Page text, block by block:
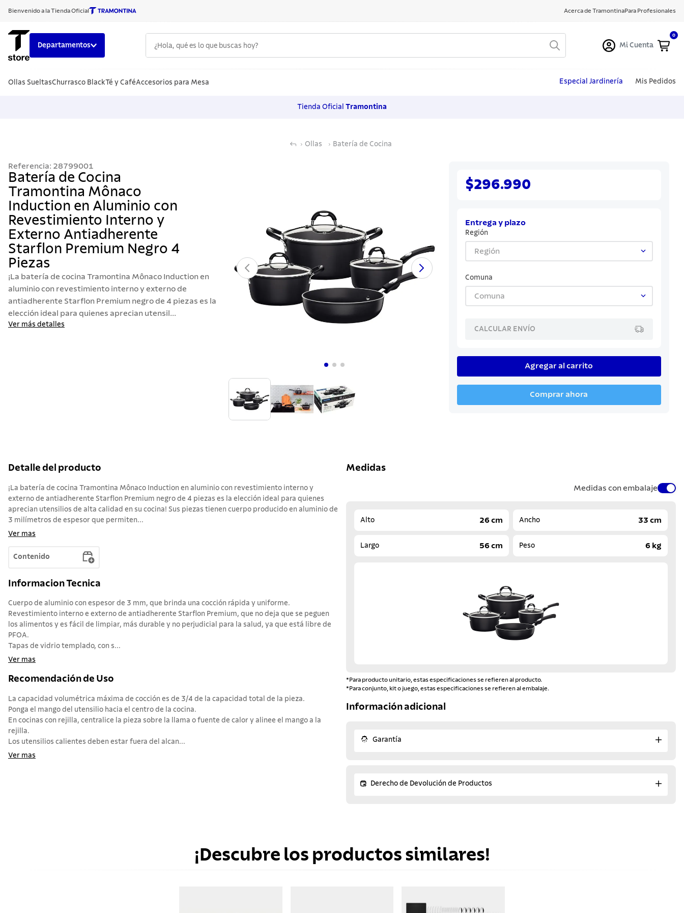
Bienvenido a la Tienda Oficial Acerca de TramontinaPara Profesionales
Departamentos Mi Cuenta
0
Ollas SueltasChurrasco BlackTé y CaféAccesorios para Mesa Especial Jardinería Mis Pedidos
Tienda Oficial Tramontina
Ollas Batería de Cocina
Referencia: 28799001
Batería de Cocina
Tramontina Mônaco
Induction en Aluminio con
Revestimiento Interno y
Externo Antiadherente
Starflon Premium Negro 4
Piezas
¡La batería de cocina Tramontina Mônaco Induction en
aluminio con revestimiento interno y externo de
antiadherente Starflon Premium negro de 4 piezas es la
elección ideal para quienes aprecian utensil...
Ver más detalles
$296.990
Entrega y plazo
Región
Región
Comuna
Comuna
CALCULAR ENVÍO
Agregar al carrito
Comprar ahora
Detalle del producto
¡La batería de cocina Tramontina Mônaco Induction en aluminio con revestimiento interno y
externo de antiadherente Starflon Premium negro de 4 piezas es la elección ideal para quienes
aprecian utensilios de alta calidad en su cocina! Sus piezas tienen cuerpo producido en aluminio de
3 milímetros de espesor que permiten...
Ver mas
Contenido
Informacion Tecnica
Cuerpo de aluminio con espesor de 3 mm, que brinda una cocción rápida y uniforme.
Revestimiento interno e externo de antiadherente Starflon Premium, que no deja que se peguen
los alimentos y es fácil de limpiar, más durable y no perjudicial para la salud, ya que está libre de
PFOA.
Tapas de vidrio templado, con s...
Ver mas
Recomendación de Uso
La capacidad volumétrica máxima de cocción es de 3/4 de la capacidad total de la pieza.
Ponga el mango del utensilio hacia el centro de la cocina.
En cocinas con rejilla, centralice la pieza sobre la llama o fuente de calor y alinee el mango a la
rejilla.
Los utensilios calientes deben estar fuera del alcan...
Ver mas
Medidas
Medidas con embalaje
Alto 26 cm Ancho 33 cm
Largo 56 cm Peso 6 kg
*Para producto unitario, estas especificaciones se refieren al producto.
*Para conjunto, kit o juego, estas especificaciones se refieren al embalaje.
Información adicional
Garantía
Derecho de Devolución de Productos
¡Descubre los productos similares!
1.
cuchillos